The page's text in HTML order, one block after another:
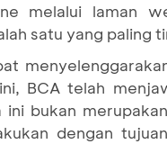
melalui laman
satu yang paling
BCA telah
ini bukan
dengan